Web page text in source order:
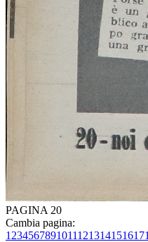
PAGINA 20
Cambia pagina:
1 234567891011121314151617